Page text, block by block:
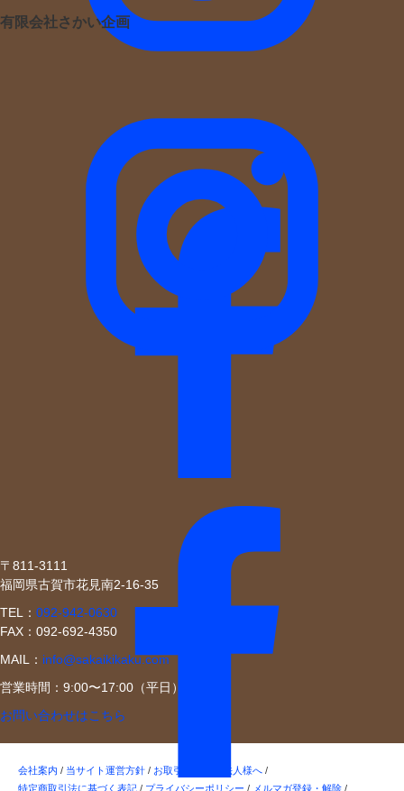
有限会社さかい企画
〒811-3111
福岡県古賀市花見南2-16-35
TEL： 092-942-0630
FAX：092-692-4350
MAIL： info@sakaikikaku.com
営業時間：9:00〜17:00（平日）
お問い合わせはこちら
会社案内 / 当サイト運営方針 / お取引ご希望の法人様へ /
特定商取引法に基づく表記 / プライバシーポリシー / メルマガ登録・解除 /